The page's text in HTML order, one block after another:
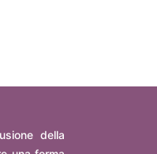
della